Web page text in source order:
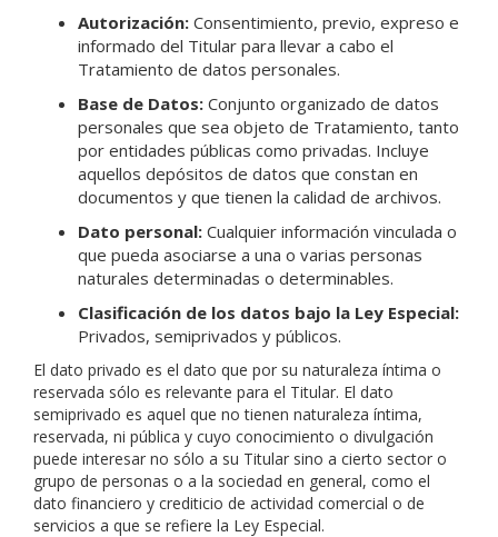
Autorización: Consentimiento, previo, expreso e
informado del Titular para llevar a cabo el
Tratamiento de datos personales.
Base de Datos: Conjunto organizado de datos
personales que sea objeto de Tratamiento, tanto
por entidades públicas como privadas. Incluye
aquellos depósitos de datos que constan en
documentos y que tienen la calidad de archivos.
Dato personal: Cualquier información vinculada o
que pueda asociarse a una o varias personas
naturales determinadas o determinables.
Clasificación de los datos bajo la Ley Especial:
Privados, semiprivados y públicos.
El dato privado es el dato que por su naturaleza íntima o
reservada sólo es relevante para el Titular. El dato
semiprivado es aquel que no tienen naturaleza íntima,
reservada, ni pública y cuyo conocimiento o divulgación
puede interesar no sólo a su Titular sino a cierto sector o
grupo de personas o a la sociedad en general, como el
dato financiero y crediticio de actividad comercial o de
servicios a que se refiere la Ley Especial.